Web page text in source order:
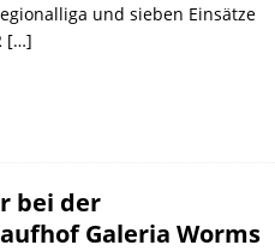
und sieben Einsätze
[…]
bei der
Galeria Worms